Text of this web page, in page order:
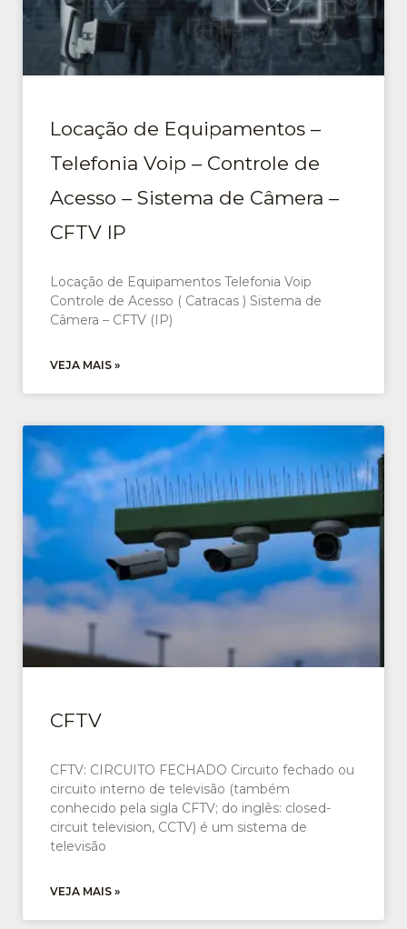
Locação de Equipamentos –
Telefonia Voip – Controle de
Acesso – Sistema de Câmera –
CFTV IP
Locação de Equipamentos Telefonia Voip
Controle de Acesso ( Catracas ) Sistema de
Câmera – CFTV (IP)
VEJA MAIS »
CFTV
CFTV: CIRCUITO FECHADO Circuito fechado ou
circuito interno de televisão (também
conhecido pela sigla CFTV; do inglês: closed-
circuit television, CCTV) é um sistema de
televisão
VEJA MAIS »